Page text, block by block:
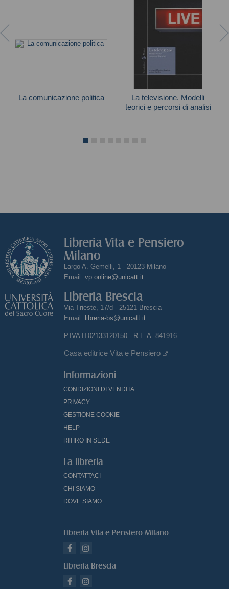
La comunicazione politica
La televisione. Modelli
teorici e percorsi di analisi
Libreria Vita e Pensiero
Milano
Largo A. Gemelli, 1 - 20123 Milano
Email: vp.online@unicatt.it
Libreria Brescia
Via Trieste, 17/d - 25121 Brescia
Email: libreria-bs@unicatt.it
P.IVA IT02133120150 - R.E.A. 841916
Casa editrice Vita e Pensiero
Informazioni
CONDIZIONI DI VENDITA
PRIVACY
GESTIONE COOKIE
HELP
RITIRO IN SEDE
La libreria
CONTATTACI
CHI SIAMO
DOVE SIAMO
Libreria Vita e Pensiero Milano
Libreria Brescia